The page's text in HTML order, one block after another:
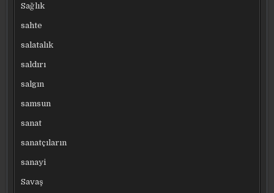
Sağlık
sahte
salatalık
saldırı
salgın
samsun
sanat
sanatçıların
sanayi
Savaş